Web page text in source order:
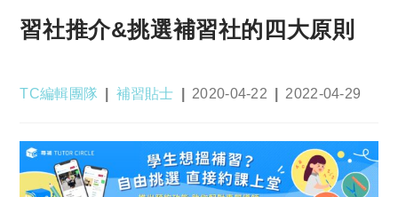
習社推介&挑選補習社的四大原則
Post
TC編輯團隊
Post
補習貼士
Post
2020-04-22
Post
2022-04-29